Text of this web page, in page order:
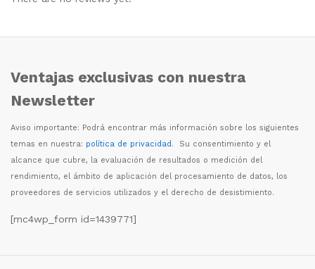
Ventajas exclusivas con nuestra
Newsletter
Aviso importante: Podrá encontrar más información sobre los siguientes
temas en nuestra: política de privacidad. Su consentimiento y el
alcance que cubre, la evaluación de resultados o medición del
rendimiento, el ámbito de aplicación del procesamiento de datos, los
proveedores de servicios utilizados y el derecho de desistimiento.
[mc4wp_form id=1439771]